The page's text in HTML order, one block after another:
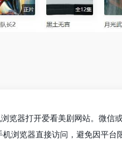
览器打开爱看美剧网站。微信
浏览器直接访问，避免因平台